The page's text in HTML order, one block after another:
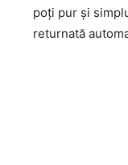
poți pur și
returnată